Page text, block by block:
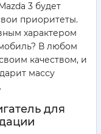
3 будет
приоритеты.
характером
В любом
качеством, и
массу
для